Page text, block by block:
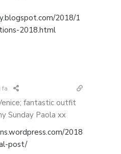
2018/1
2018.html
fa
fantastic outfit
Sunday Paola xx
2018
post/